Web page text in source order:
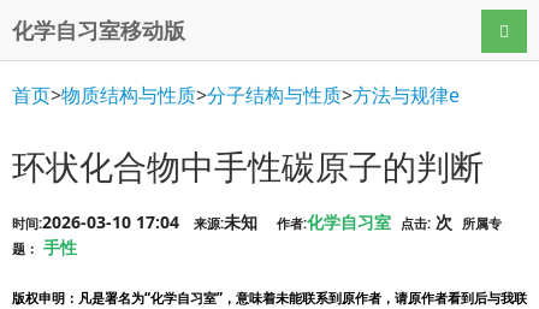
化学自习室移动版 导航
首页>物质结构与性质>分子结构与性质>方法与规律e
环状化合物中手性碳原子的判断
时间:2026-03-10 17:04 来源:未知 作者:化学自习室 点击: 次
所属专
题： 手性
版权申明 ：凡是署名为“化学自习室”，意味着未能联系到原作者，请原作者看到后与我联